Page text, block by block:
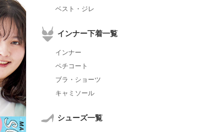
ベスト・ジレ
インナー下着一覧
インナー
ペチコート
ブラ・ショーツ
キャミソール
シューズ一覧